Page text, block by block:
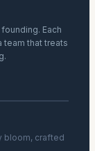
Each
team that treats
bloom, crafted